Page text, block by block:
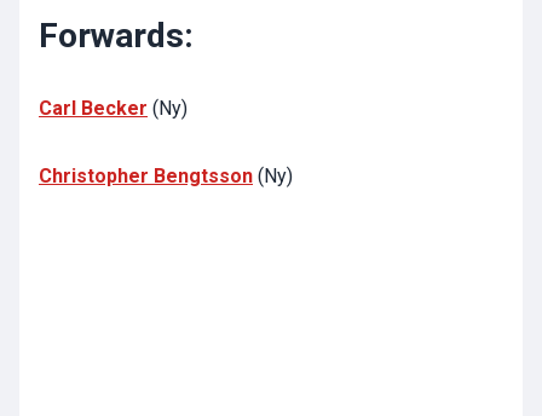
Forwards:
Carl Becker (Ny)
Christopher Bengtsson (Ny)